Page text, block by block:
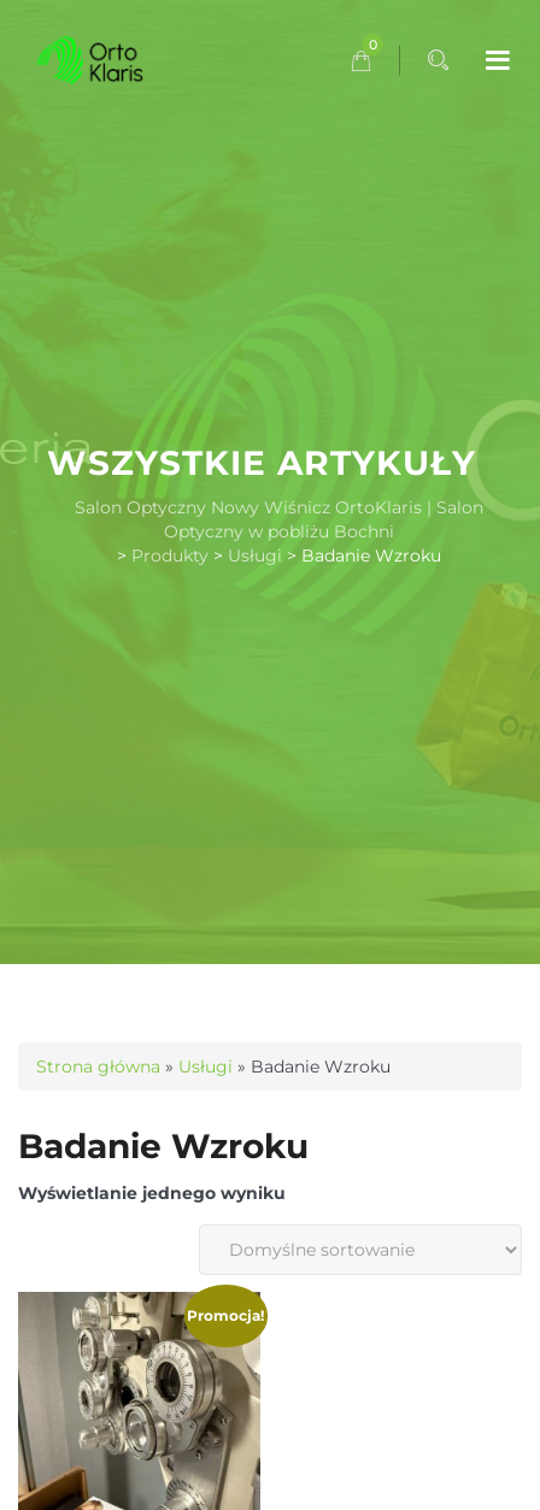
0
WSZYSTKIE ARTYKUŁY
Salon Optyczny Nowy Wiśnicz OrtoKlaris | Salon
Optyczny w pobliżu Bochni
> Produkty > Usługi > Badanie Wzroku
Strona główna » Usługi » Badanie Wzroku
Badanie Wzroku
Wyświetlanie jednego wyniku
Promocja!